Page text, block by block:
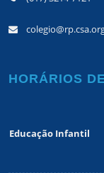
HORÁRIOS
Educação Infantil